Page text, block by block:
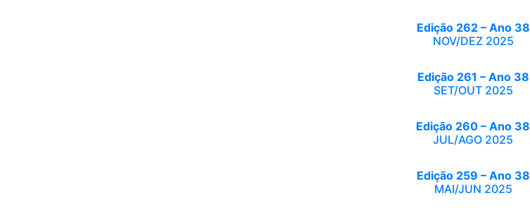
Edição 262 – Ano 38
NOV/DEZ 2025
Edição 261 – Ano 38
SET/OUT 2025
Edição 260 – Ano 38
JUL/AGO 2025
Edição 259 – Ano 38
MAI/JUN 2025